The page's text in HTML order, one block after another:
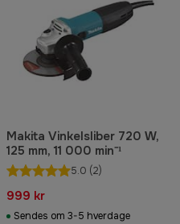
Makita Vinkelsliber 720 W,
125 mm, 11 000 min⁻¹
5.0 (2)
999 kr
Sendes om 3-5 hverdage